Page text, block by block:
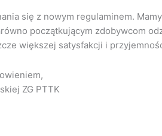
się z nowym regulaminem.
początkującym zdobywcom
większej satysfakcji i
ZG PTTK